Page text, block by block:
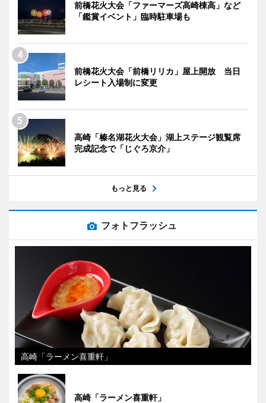
前橋花火大会「ファーマーズ高崎棟高」など
「鑑賞イベント」臨時駐車場も
前橋花火大会「前橋リリカ」屋上開放 当日
レシート入場制に変更
高崎「榛名湖花火大会」湖上ステージ観覧席
完成記念で「じぐろ京介」
もっと見る
フォトフラッシュ
高崎「ラーメン喜重軒」
高崎「ラーメン喜重軒」